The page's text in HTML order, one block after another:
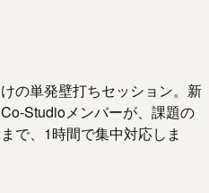
の単発壁打ちセッション。新
Studioメンバーが、課題の
で、1時間で集中対応しま